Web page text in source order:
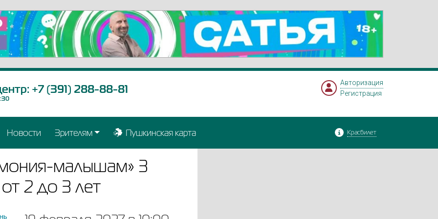
+7 (391) 288-88-81
Авторизация
Регистрация
Новости Зрителям Пушкинская карта Красбилет
малышам» 3
2 до 3 лет